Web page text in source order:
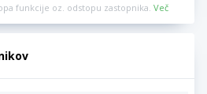
funkcije oz. odstopu zastopnika. Več